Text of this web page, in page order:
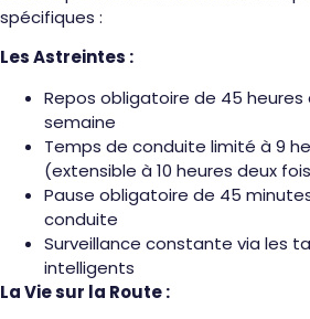
spécifiques :
Les Astreintes :
Repos obligatoire de 45
semaine
Temps de conduite limité à 9
(extensible à 10 heures deux
Pause obligatoire de 45
conduite
Surveillance constante via les
intelligents
La Vie sur la Route :